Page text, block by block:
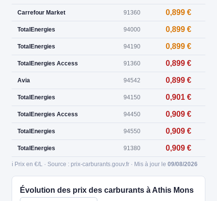
Carrefour Market 91360 0,899 €
TotalEnergies 94000 0,899 €
TotalEnergies 94190 0,899 €
TotalEnergies Access 91360 0,899 €
Avia 94542 0,899 €
TotalEnergies 94150 0,901 €
TotalEnergies Access 94450 0,909 €
TotalEnergies 94550 0,909 €
TotalEnergies 91380 0,909 €
ℹ️ Prix en €/L · Source : prix-carburants.gouv.fr · Mis à jour le 09/08/2026
Évolution des prix des carburants à Athis Mons